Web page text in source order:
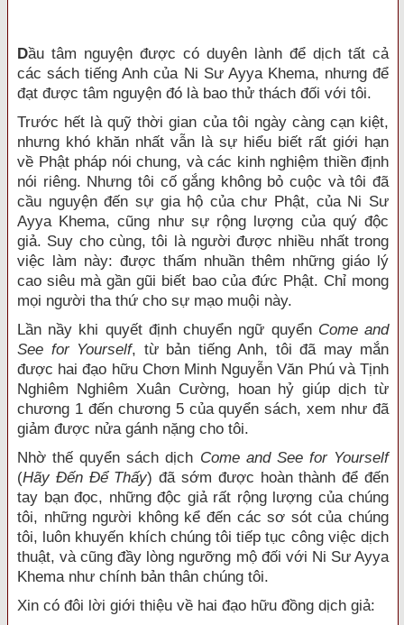
Dầu tâm nguyện được có duyên lành để dịch tất cả
các sách tiếng Anh của Ni Sư Ayya Khema, nhưng để
đạt được tâm nguyện đó là bao thử thách đối với tôi.
Trước hết là quỹ thời gian của tôi ngày càng cạn kiệt,
nhưng khó khăn nhất vẫn là sự hiểu biết rất giới hạn
về Phật pháp nói chung, và các kinh nghiệm thiền định
nói riêng. Nhưng tôi cố gắng không bỏ cuộc và tôi đã
cầu nguyện đến sự gia hộ của chư Phật, của Ni Sư
Ayya Khema, cũng như sự rộng lượng của quý độc
giả. Suy cho cùng, tôi là người được nhiều nhất trong
việc làm này: được thấm nhuần thêm những giáo lý
cao siêu mà gần gũi biết bao của đức Phật. Chỉ mong
mọi người tha thứ cho sự mạo muội này.
Lần nầy khi quyết định chuyển ngữ quyển Come and
See for Yourself, từ bản tiếng Anh, tôi đã may mắn
được hai đạo hữu Chơn Minh Nguyễn Văn Phú và Tịnh
Nghiêm Nghiêm Xuân Cường, hoan hỷ giúp dịch từ
chương 1 đến chương 5 của quyển sách, xem như đã
giảm được nửa gánh nặng cho tôi.
Nhờ thế quyển sách dịch Come and See for Yourself
(Hãy Đến Để Thấy) đã sớm được hoàn thành để đến
tay bạn đọc, những độc giả rất rộng lượng của chúng
tôi, những người không kể đến các sơ sót của chúng
tôi, luôn khuyến khích chúng tôi tiếp tục công việc dịch
thuật, và cũng đầy lòng ngưỡng mộ đối với Ni Sư Ayya
Khema như chính bản thân chúng tôi.
Xin có đôi lời giới thiệu về hai đạo hữu đồng dịch giả: